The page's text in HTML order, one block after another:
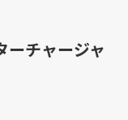
ーチャージャ